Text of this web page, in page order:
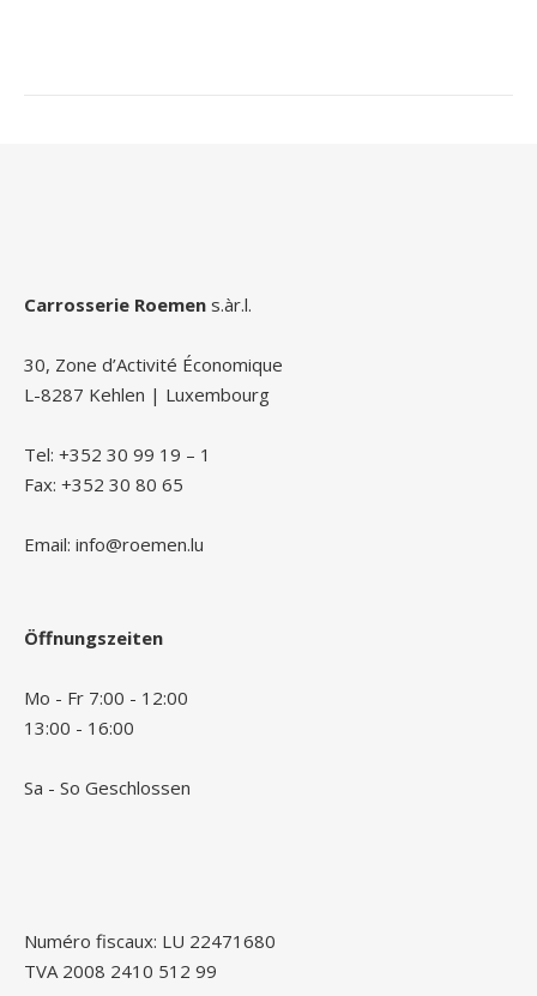
Carrosserie Roemen s.àr.l.
30, Zone d’Activité Économique
L-8287 Kehlen | Luxembourg
Tel: +352 30 99 19 – 1
Fax: +352 30 80 65
Email: info@roemen.lu
Öffnungszeiten
Mo - Fr 7:00 - 12:00
13:00 - 16:00
Sa - So Geschlossen
Numéro fiscaux: LU 22471680
TVA 2008 2410 512 99